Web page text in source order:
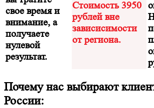
свое время и
внимание, а
получаете
нулевой
результат.
Стоимость 3950
рублей вне
зависисимости
от региона.
Почему нас выбирают
России: